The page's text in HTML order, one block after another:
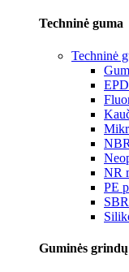
Techninė guma
Techninė
NR
PE
Guminės